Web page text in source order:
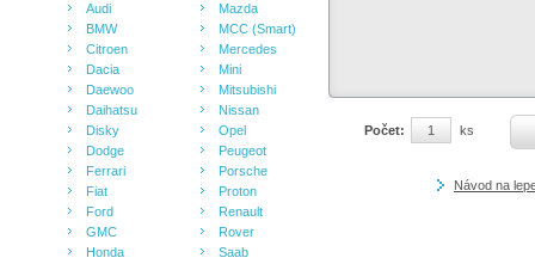
Audi
BMW
Citroen
Dacia
Daewoo
Daihatsu
Disky
Dodge
Ferrari
Fiat
Ford
GMC
Honda
Mazda
MCC (Smart)
Mercedes
Mini
Mitsubishi
Nissan
Opel
Peugeot
Porsche
Proton
Renault
Rover
Saab
Počet: ks
Návod na